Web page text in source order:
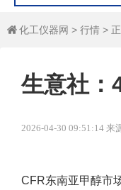
 化工仪器网 > 行情 >
生意社：
2026-04-30 09:51:14 来
CFR东南亚甲醇市